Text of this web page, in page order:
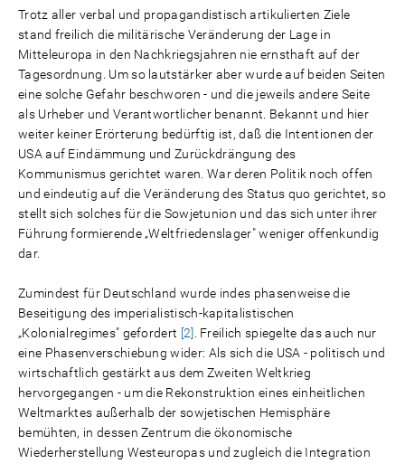
Trotz aller verbal und propagandistisch artikulierten Ziele
stand freilich die militärische Veränderung der Lage in
Mitteleuropa in den Nachkriegsjahren nie ernsthaft auf der
Tagesordnung. Um so lautstärker aber wurde auf beiden Seiten
eine solche Gefahr beschworen - und die jeweils andere Seite
als Urheber und Verantwortlicher benannt. Bekannt und hier
weiter keiner Erörterung bedürftig ist, daß die Intentionen der
USA auf Eindämmung und Zurückdrängung des
Kommunismus gerichtet waren. War deren Politik noch offen
und eindeutig auf die Veränderung des Status quo gerichtet, so
stellt sich solches für die Sowjetunion und das sich unter ihrer
Führung formierende „Weltfriedenslager" weniger offenkundig
dar.
Zumindest für Deutschland wurde indes phasenweise die
Beseitigung des imperialistisch-kapitalistischen
„Kolonialregimes" gefordert [2] . Freilich spiegelte das auch nur
eine Phasenverschiebung wider: Als sich die USA - politisch und
wirtschaftlich gestärkt aus dem Zweiten Weltkrieg
hervorgegangen - um die Rekonstruktion eines einheitlichen
Weltmarktes außerhalb der sowjetischen Hemisphäre
bemühten, in dessen Zentrum die ökonomische
Wiederherstellung Westeuropas und zugleich die Integration